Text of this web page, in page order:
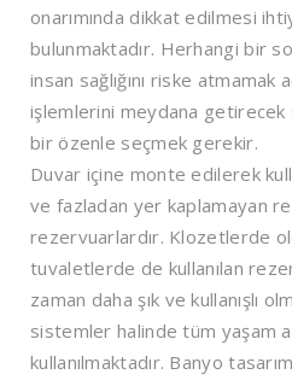
onarımında dikkat edilmesi
bulunmaktadır. Herhangi bir
insan sağlığını riske atmamak
işlemlerini meydana getirecek
bir özenle seçmek gerekir.
Duvar içine monte edilerek
ve fazladan yer kaplamayan
rezervuarlardır. Klozetlerde
tuvaletlerde de kullanılan
zaman daha şık ve kullanışlı
sistemler halinde tüm yaşam
kullanılmaktadır. Banyo